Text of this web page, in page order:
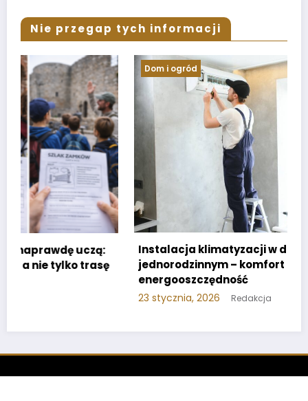
Nie przegap tych informacji
Dom i ogród
Instalacja klimatyzacji w domu
jednorodzinnym – komfort i
energooszczędność
Redakcja